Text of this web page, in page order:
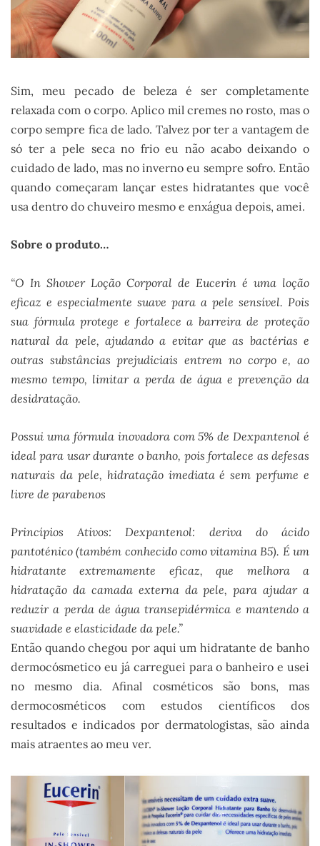
Sim, meu pecado de beleza é ser completamente
relaxada com o corpo. Aplico mil cremes no rosto, mas o
corpo sempre fica de lado. Talvez por ter a vantagem de
só ter a pele seca no frio eu não acabo deixando o
cuidado de lado, mas no inverno eu sempre sofro. Então
quando começaram lançar estes hidratantes que você
usa dentro do chuveiro mesmo e enxágua depois, amei.
Sobre o produto…
“O In Shower Loção Corporal de Eucerin é uma loção
eficaz e especialmente suave para a pele sensível. Pois
sua fórmula protege e fortalece a barreira de proteção
natural da pele, ajudando a evitar que as bactérias e
outras substâncias prejudiciais entrem no corpo e, ao
mesmo tempo, limitar a perda de água e prevenção da
desidratação.
Possui uma fórmula inovadora com 5% de Dexpantenol é
ideal para usar durante o banho, pois fortalece as defesas
naturais da pele, hidratação imediata é sem perfume e
livre de parabenos
Princípios Ativos: Dexpantenol: deriva do ácido
pantoténico (também conhecido como vitamina B5). É um
hidratante extremamente eficaz, que melhora a
hidratação da camada externa da pele, para ajudar a
reduzir a perda de água transepidérmica e mantendo a
suavidade e elasticidade da pele.”
Então quando chegou por aqui um hidratante de banho
dermocósmetico eu já carreguei para o banheiro e usei
no mesmo dia. Afinal cosméticos são bons, mas
dermocosméticos com estudos científicos dos
resultados e indicados por dermatologistas, são ainda
mais atraentes ao meu ver.